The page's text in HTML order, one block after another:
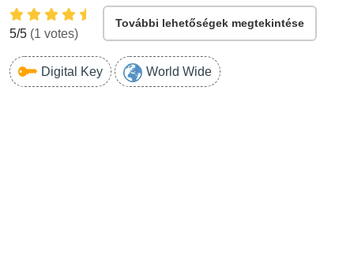
5/5 (1 votes)
További lehetőségek megtekintése
Digital Key World Wide